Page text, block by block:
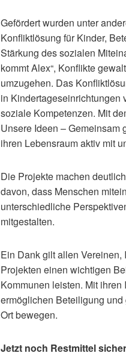
Gefördert wurden unter
Konfliktlösung für Kinder,
Stärkung des sozialen
kommt Alex“, Konflikte
umzugehen. Das
in Kindertageseinrichtungen
soziale Kompetenzen. Mit
Unsere Ideen – Gemeinsam
ihren Lebensraum aktiv mit
Die Projekte machen
davon, dass Menschen
unterschiedliche
mitgestalten.
Ein Dank gilt allen
Projekten einen wichtigen
Kommunen leisten. Mit
ermöglichen Beteiligung
Ort bewegen.
Jetzt noch Restmittel